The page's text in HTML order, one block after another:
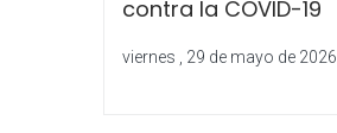
contra la COVID-19
viernes , 29 de mayo de 2026